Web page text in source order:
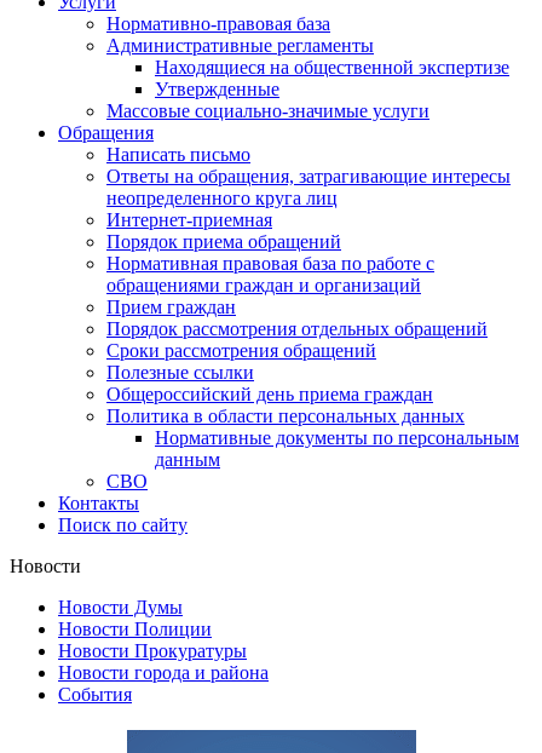
Нормативно-правовая база
Административные регламенты
Находящиеся на общественной экспертизе
Утвержденные
Массовые социально-значимые услуги
Обращения
Написать письмо
Ответы на обращения, затрагивающие интересы
неопределенного круга лиц
Интернет-приемная
Порядок приема обращений
Нормативная правовая база по работе с
обращениями граждан и организаций
Прием граждан
Порядок рассмотрения отдельных обращений
Сроки рассмотрения обращений
Полезные ссылки
Общероссийский день приема граждан
Политика в области персональных данных
Нормативные документы по персональным
данным
СВО
Контакты
Поиск по сайту
Новости
Новости Думы
Новости Полиции
Новости Прокуратуры
Новости города и района
События